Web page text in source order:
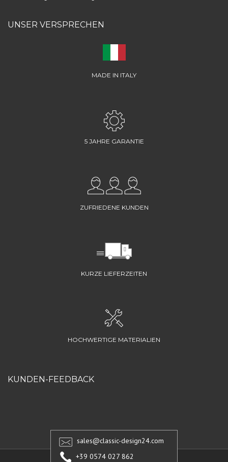
UNSER VERSPRECHEN
MADE IN ITALY
5 JAHRE GARANTIE
ZUFRIEDENE KUNDEN
KURZE LIEFERZEITEN
HOCHWERTIGE MATERIALIEN
KUNDEN-FEEDBACK
sales@classic-design24.com
+39 0574 027 862